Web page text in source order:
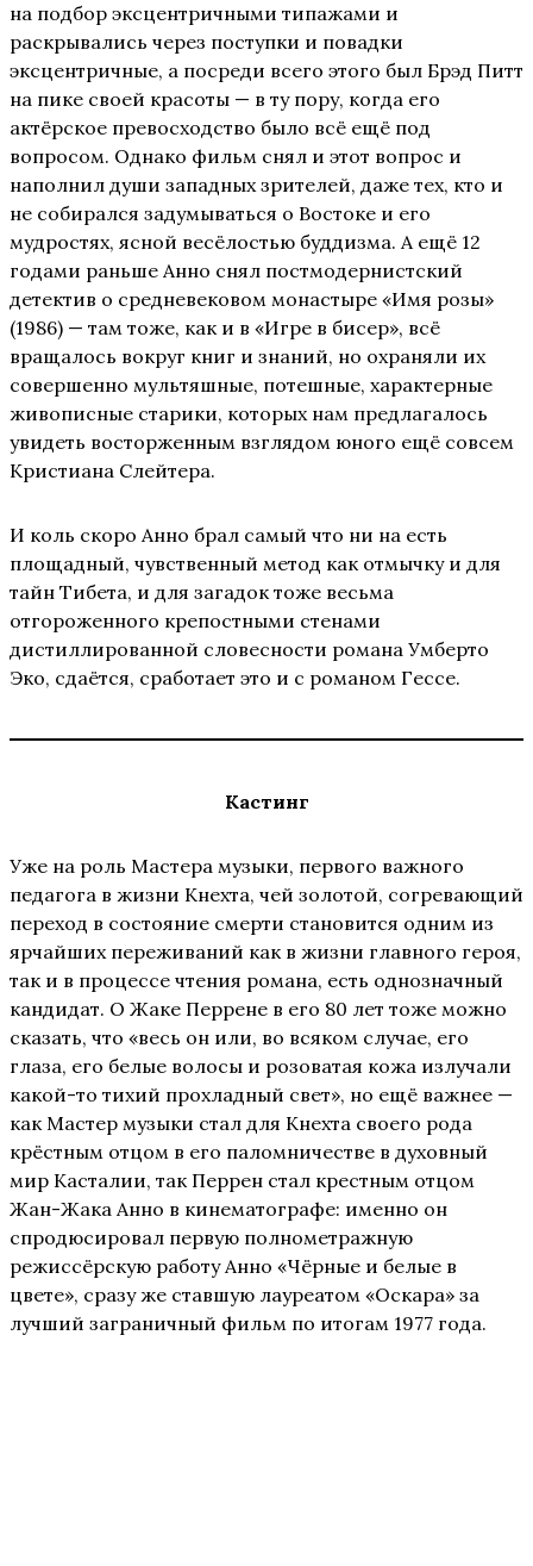
на подбор эксцентричными типажами и
раскрывались через поступки и повадки
эксцентричные, а посреди всего этого был Брэд Питт
на пике своей красоты — в ту пору, когда его
актёрское превосходство было всё ещё под
вопросом. Однако фильм снял и этот вопрос и
наполнил души западных зрителей, даже тех, кто и
не собирался задумываться о Востоке и его
мудростях, ясной весёлостью буддизма. А ещё 12
годами раньше Анно снял постмодернистский
детектив о средневековом монастыре «Имя розы»
(1986) — там тоже, как и в «Игре в бисер», всё
вращалось вокруг книг и знаний, но охраняли их
совершенно мультяшные, потешные, характерные
живописные старики, которых нам предлагалось
увидеть восторженным взглядом юного ещё совсем
Кристиана Слейтера.
И коль скоро Анно брал самый что ни на есть
площадный, чувственный метод как отмычку и для
тайн Тибета, и для загадок тоже весьма
отгороженного крепостными стенами
дистиллированной словесности романа Умберто
Эко, сдаётся, сработает это и с романом Гессе.
Кастинг
Уже на роль Мастера музыки, первого важного
педагога в жизни Кнехта, чей золотой, согревающий
переход в состояние смерти становится одним из
ярчайших переживаний как в жизни главного героя,
так и в процессе чтения романа, есть однозначный
кандидат. О Жаке Перрене в его 80 лет тоже можно
сказать, что «весь он или, во всяком случае, его
глаза, его белые волосы и розоватая кожа излучали
какой-то тихий прохладный свет», но ещё важнее —
как Мастер музыки стал для Кнехта своего рода
крёстным отцом в его паломничестве в духовный
мир Касталии, так Перрен стал крестным отцом
Жан-Жака Анно в кинематографе: именно он
спродюсировал первую полнометражную
режиссёрскую работу Анно «Чёрные и белые в
цвете», сразу же ставшую лауреатом «Оскара» за
лучший заграничный фильм по итогам 1977 года.